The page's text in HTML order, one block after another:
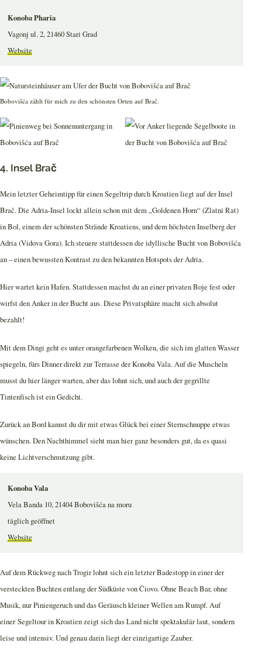
Konoba Pharia
Vagonj ul. 2, 21460 Stari Grad
Website
Bobovišća zählt für mich zu den schönsten Orten auf Brač.
4. Insel Brač
Mein letzter Geheimtipp für einen Segeltrip durch Kroatien liegt auf der Insel
Brač. Die Adria-Insel lockt allein schon mit dem „Goldenen Horn“ (Zlatni Rat)
in Bol, einem der schönsten Strände Kroatiens, und dem höchsten Inselberg der
Adria (Vidova Gora). Ich steuere stattdessen die idyllische Bucht von Bobovišća
an – einen bewussten Kontrast zu den bekannten Hotspots der Adria.
Hier wartet kein Hafen. Stattdessen machst du an einer privaten Boje fest oder
wirfst den Anker in der Bucht aus. Diese Privatsphäre macht sich absolut
bezahlt!
Mit dem Dingi geht es unter orangefarbenen Wolken, die sich im glatten Wasser
spiegeln, fürs Dinner direkt zur Terrasse der Konoba Vala. Auf die Muscheln
musst du hier länger warten, aber das lohnt sich, und auch der gegrillte
Tintenfisch ist ein Gedicht.
Zurück an Bord kannst du dir mit etwas Glück bei einer Sternschnuppe etwas
wünschen. Den Nachthimmel sieht man hier ganz besonders gut, da es quasi
keine Lichtverschmutzung gibt.
Konoba Vala
Vela Banda 10, 21404 Bobovišća na moru
täglich geöffnet
Website
Auf dem Rückweg nach Trogir lohnt sich ein letzter Badestopp in einer der
versteckten Buchten entlang der Südküste von Čiovo. Ohne Beach Bar, ohne
Musik, nur Piniengeruch und das Geräusch kleiner Wellen am Rumpf. Auf
einer Segeltour in Kroatien zeigt sich das Land nicht spektakulär laut, sondern
leise und intensiv. Und genau darin liegt der einzigartige Zauber.